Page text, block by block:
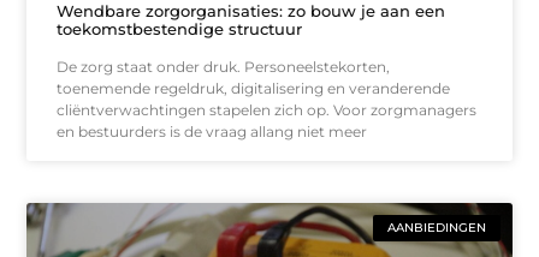
Wendbare zorgorganisaties: zo bouw je aan een
toekomstbestendige structuur
De zorg staat onder druk. Personeelstekorten,
toenemende regeldruk, digitalisering en veranderende
cliëntverwachtingen stapelen zich op. Voor zorgmanagers
en bestuurders is de vraag allang niet meer
AANBIEDINGEN